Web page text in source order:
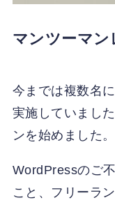
マンツーマン
今までは複数名
実施していまし
ンを始めました。
WordPressのご
こと、フリーラ